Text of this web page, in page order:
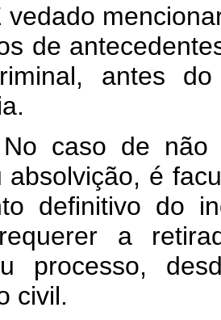
de
antes
caso de não
absolvição, é
definitivo do
a
processo,
civil.